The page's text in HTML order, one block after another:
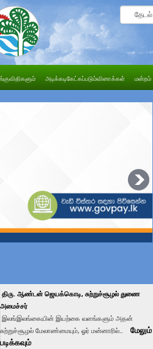
அடிக்கடிகேட்கப்படும்வினாக்கள் மன்றம்
திரு. ஆண்டன் ஜெயக்கொடி, சுற்றுச்சூழல் துணை
அமைச்சர்
இலங்இலங்கையின் இயற்கை வளங்களும் அதன்
சுற்றுச்சூழல் மேலாண்மையும், ஓர் மன்னாரில்..
மேலும்
படிக்கவும்